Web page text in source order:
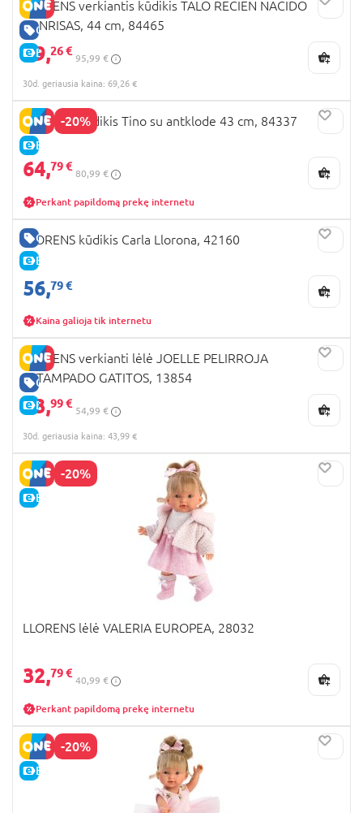
GERA KAINA
E-KAINA
LLORENS verkiantis kūdikis TALO RECIEN NACIDO
SONRISAS, 44 cm, 84465
69,26 €
95,99 €
30d. geriausia kaina: 69,26 €
-20%
E-KAINA
LLORENS kūdikis Tino su antklode 43 cm, 84337
64,79 €
80,99 €
Perkant papildomą prekę internetu
GERA KAINA
E-KAINA
LLORENS kūdikis Carla Llorona, 42160
56,79 €
Kaina galioja tik internetu
GERA KAINA
E-KAINA
LLORENS verkianti lėlė JOELLE PELIRROJA
ESTAMPADO GATITOS, 13854
43,99 €
54,99 €
30d. geriausia kaina: 43,99 €
-20%
E-KAINA
LLORENS lėlė VALERIA EUROPEA, 28032
32,79 €
40,99 €
Perkant papildomą prekę internetu
-20%
E-KAINA